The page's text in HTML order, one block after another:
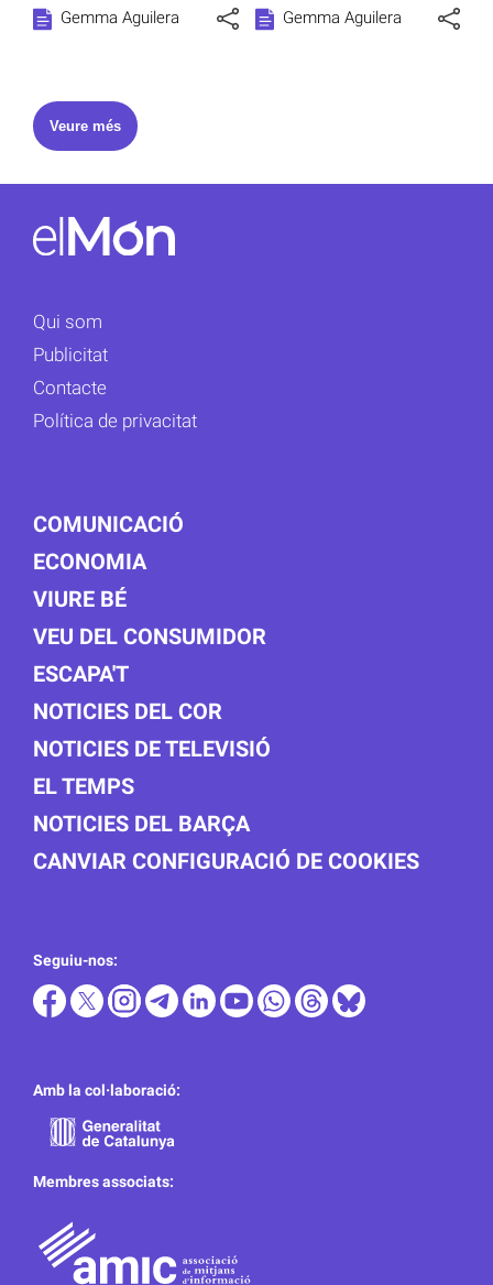
Gemma Aguilera Gemma Aguilera
Veure més
Qui som
Publicitat
Contacte
Política de privacitat
COMUNICACIÓ
ECONOMIA
VIURE BÉ
VEU DEL CONSUMIDOR
ESCAPA'T
NOTICIES DEL COR
NOTICIES DE TELEVISIÓ
EL TEMPS
NOTICIES DEL BARÇA
CANVIAR CONFIGURACIÓ DE COOKIES
Seguiu-nos:
Amb la col·laboració:
Membres associats: